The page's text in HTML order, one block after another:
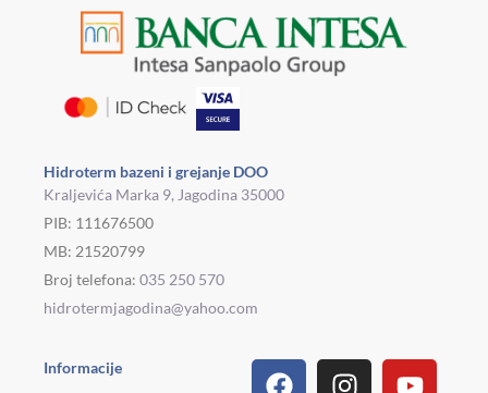
Hidroterm bazeni i grejanje DOO
Kraljevića Marka 9, Jagodina 35000
PIB: 111676500
MB: 21520799
Broj telefona: 035 250 570
hidrotermjagodina@yahoo.com
Informacije FacebookInstagram
Linkedin
Viber
TiktokPinterest